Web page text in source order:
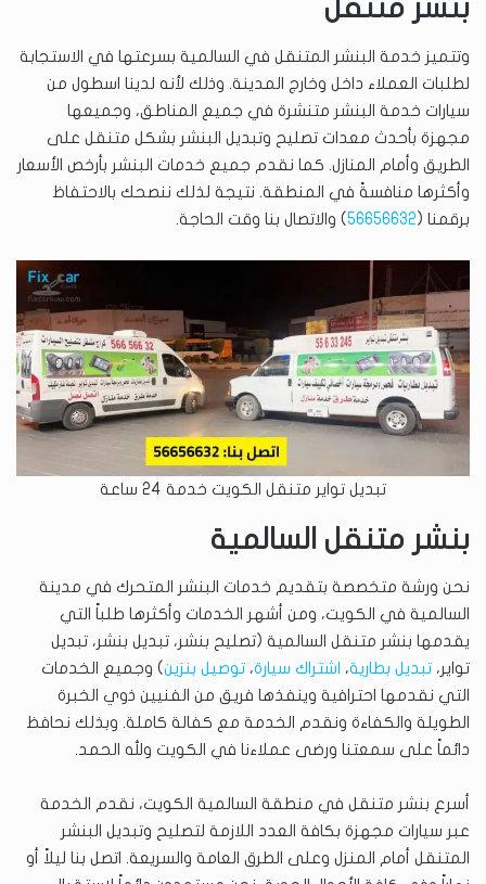
بنشر متنقل
وتتميز خدمة البنشر المتنقل في السالمية بسرعتها في الاستجابة
لطلبات العملاء داخل وخارج المدينة. وذلك لأنه لدينا اسطول من
سيارات خدمة البنشر متنشرة في جميع المناطق، وجميعها
مجهزة بأحدث معدات تصليح وتبديل البنشر بشكل متنقل على
الطريق وأمام المنازل. كما نقدم جميع خدمات البنشر بأرخص الأسعار
وأكثرها منافسةً في المنطقة. نتيجة لذلك ننصحك بالاحتفاظ
برقمنا (56656632) والاتصال بنا وقت الحاجة.
تبديل تواير متنقل الكويت خدمة 24 ساعة
بنشر متنقل السالمية
نحن ورشة متخصصة بتقديم خدمات البنشر المتحرك في مدينة
السالمية في الكويت، ومن أشهر الخدمات وأكثرها طلباً التي
يقدمها بنشر متنقل السالمية (تصليح بنشر، تبديل بنشر، تبديل
تواير، تبديل بطارية، اشتراك سيارة، توصيل بنزين) وجميع الخدمات
التي نقدمها احترافية وينفذها فريق من الفنيين ذوي الخبرة
الطويلة والكفاءة ونقدم الخدمة مع كفالة كاملة. وبذلك نحافظ
دائماً على سمعتنا ورضى عملاءنا في الكويت ولله الحمد.
أسرع بنشر متنقل في منطقة السالمية الكويت، نقدم الخدمة
عبر سيارات مجهزة بكافة العدد اللازمة لتصليح وتبديل البنشر
المتنقل أمام المنزل وعلى الطرق العامة والسريعة. اتصل بنا ليلاً أو